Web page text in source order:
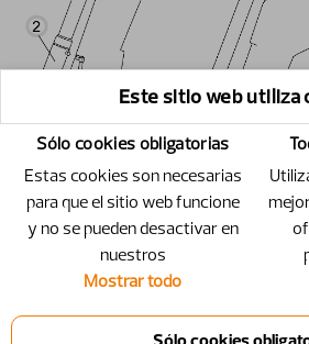
Este sitio web utiliza
Sólo cookies obligatorias
Estas cookies son necesarias
para que el sitio web funcione
y no se pueden desactivar en
nuestros
Mostrar todo